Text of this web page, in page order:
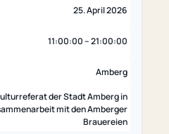
25. April 2026
11:00:00 – 21:00:00
Amberg
der Stadt Amberg in
mit den Amberger
Brauereien